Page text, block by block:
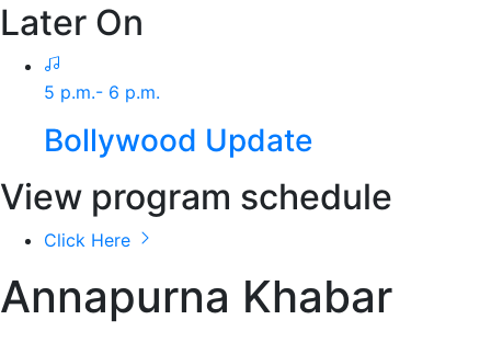
Later On
5 p.m.- 6 p.m.
Bollywood Update
View program schedule
Click Here
Annapurna Khabar